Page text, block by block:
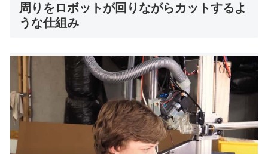
周りをロボットが回りながらカットするよ
うな仕組み